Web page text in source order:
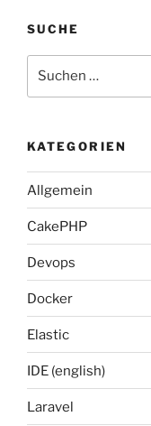
SUCHE
nach:
KATEGORIEN
Allgemein
CakePHP
Devops
Docker
Elastic
IDE (english)
Laravel